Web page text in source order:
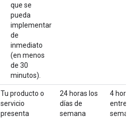
que se
pueda
implementar
de
inmediato
(en menos
de 30
minutos).
Tu producto o
servicio
presenta
24 horas los
días de
semana
4 horas
entre